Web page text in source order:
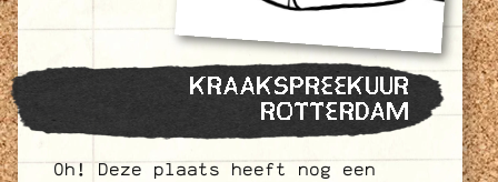
KRAAKSPREEKUUR
ROTTERDAM
Oh! Deze plaats heeft nog een